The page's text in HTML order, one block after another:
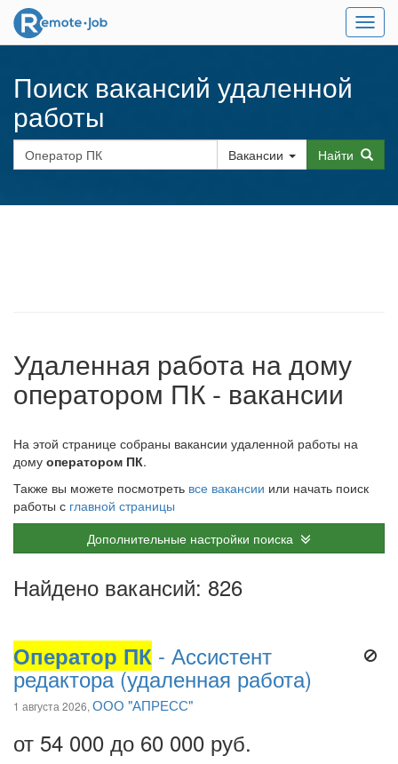
Меню
Поиск вакансий удаленной
работы
Вакансии Найти
Удаленная работа на дому
оператором ПК - вакансии
На этой странице собраны вакансии удаленной работы на
дому оператором ПК.
Также вы можете посмотреть все вакансии или начать поиск
работы с главной страницы
Дополнительные настройки поиска
Найдено вакансий: 826
Оператор ПК - Ассистент
редактора (удаленная работа)
1 августа 2026, ООО "АПРЕСС"
от 54 000 до 60 000 руб.